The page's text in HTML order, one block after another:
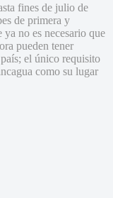
fines de julio de
de primera y
ya no es necesario que
pueden tener
el único requisito
como su lugar